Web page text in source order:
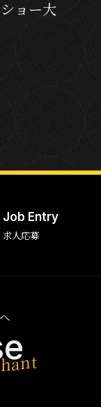
ョー大
Job Entry
求人応募